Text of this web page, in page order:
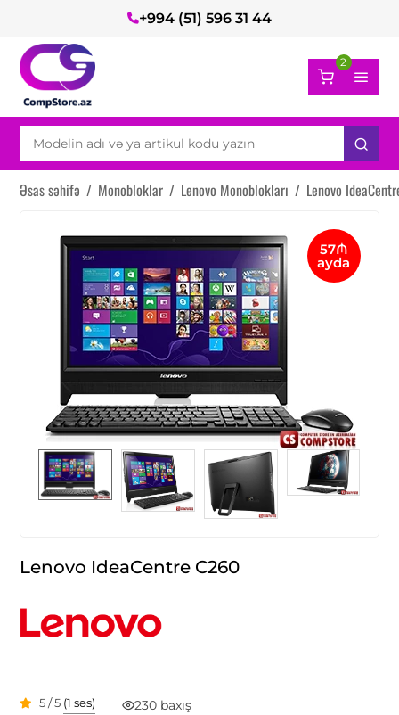
+994 (51) 596 31 44
2
Əsas səhifə / Monobloklar / Lenovo Monoblokları / Lenovo
57₼
ayda
Lenovo IdeaCentre C260
5 / 5 (1 səs) 230 baxış